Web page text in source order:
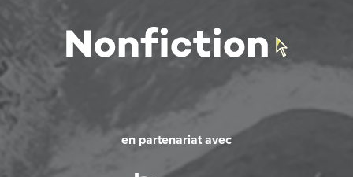
en partenariat avec